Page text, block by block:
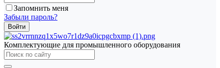
Запомнить меня
Забыли пароль?
Комплектующие для промышленного оборудования